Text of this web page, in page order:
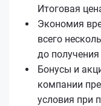
Итоговая
Экономия
всего
до
Бонусы и
компании
условия при